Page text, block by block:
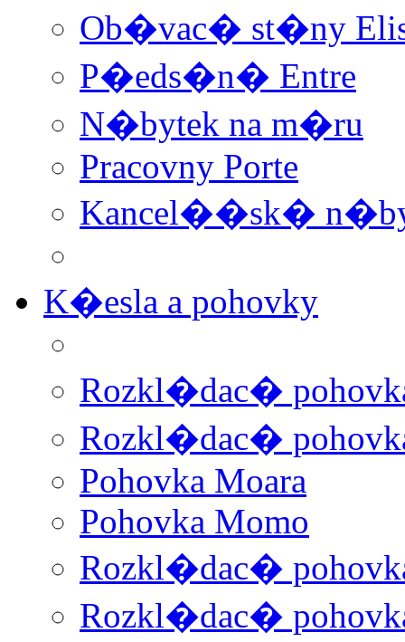
Ob�vac� st�ny
P�eds�n� Entre
N�bytek na m�ru
Pracovny Porte
Kancel��sk�
K�esla a pohovky
Rozkl�dac�
Rozkl�dac�
Pohovka Moara
Pohovka Momo
Rozkl�dac�
Rozkl�dac�